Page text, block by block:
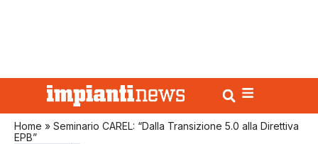
Home » Seminario CAREL: “Dalla Transizione 5.0 alla Direttiva
EPB”